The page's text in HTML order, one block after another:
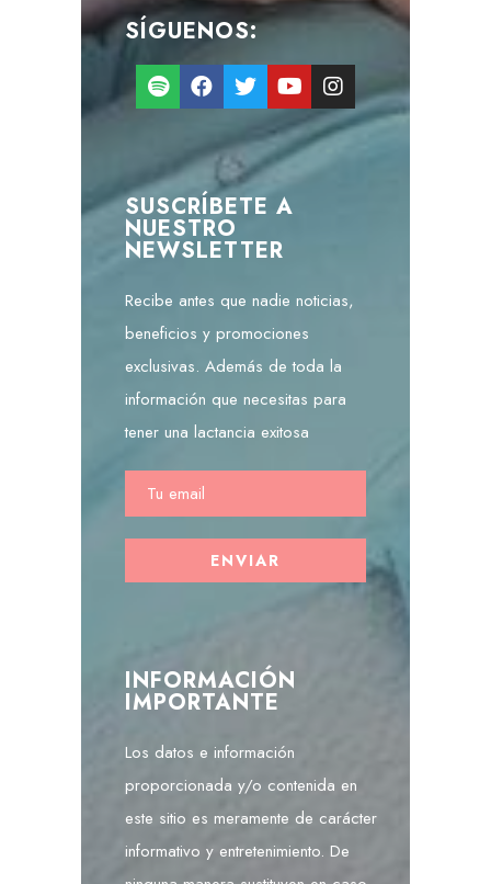
SÍGUENOS:
SUSCRÍBETE A
NUESTRO
NEWSLETTER
Recibe antes que nadie noticias,
beneficios y promociones
exclusivas. Además de toda la
información que necesitas para
tener una lactancia exitosa
INFORMACIÓN
IMPORTANTE
Los datos e información
proporcionada y/o contenida en
este sitio es meramente de carácter
informativo y entretenimiento. De